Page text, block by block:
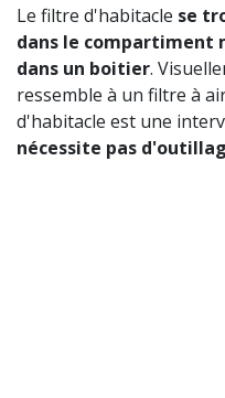
Le filtre d'habitacle se
dans le compartiment
dans un boitier.
ressemble à un filtre à
d'habitacle est une
nécessite pas